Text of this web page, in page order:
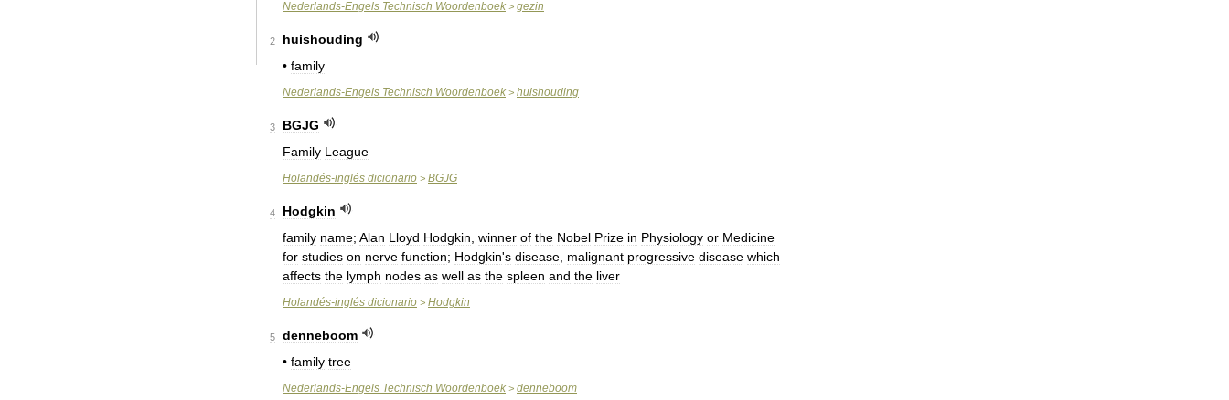
Nederlands-Engels Technisch Woordenboek > gezin
2
huishouding
• family
Nederlands-Engels Technisch Woordenboek > huishouding
3
BGJG
Family League
Holandés-inglés dicionario > BGJG
4
Hodgkin
family name; Alan Lloyd Hodgkin winner of the Nobel Prize in Physiology or Medicine
for studies on nerve function; Hodgkin's disease malignant progressive disease which
affects the lymph nodes as well as the spleen and the liver
Holandés-inglés dicionario > Hodgkin
5
denneboom
• family tree
Nederlands-Engels Technisch Woordenboek > denneboom